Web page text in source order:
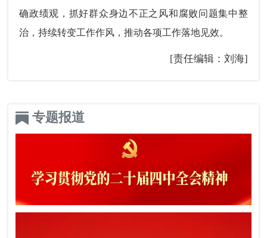
确政绩观，抓好群众身边不正之风和腐败问题集中整
治，持续转变工作作风，推动各项工作落地见效。
[责任编辑：刘海]
专题报道